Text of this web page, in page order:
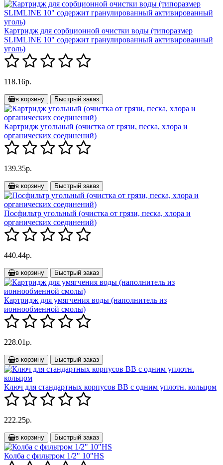
Картридж для сорбционной очистки воды (типоразмер
SLIMLINE 10" содержит гранулированный активированный
уголь)
118.16р.
в корзину Быстрый заказ
Картридж угольный (очистка от грязи, песка, хлора и
органических соединений)
139.35р.
в корзину Быстрый заказ
Посфильтр угольный (очистка от грязи, песка, хлора и
органических соединений)
440.44р.
в корзину Быстрый заказ
Картридж для умягчения воды (наполнитель из
ионнообменной смолы)
228.01р.
в корзину Быстрый заказ
Ключ для стандартных корпусов ВВ с одним уплотн. кольцом
222.25р.
в корзину Быстрый заказ
Колба с фильтром 1/2" 10"HS